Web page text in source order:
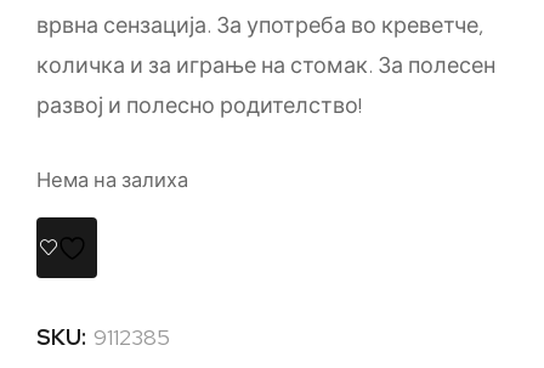
врвна сензација. За употреба во креветче,
количка и за играње на стомак. За полесен
развој и полесно родителство!
Нема на залиха
SKU: 9112385